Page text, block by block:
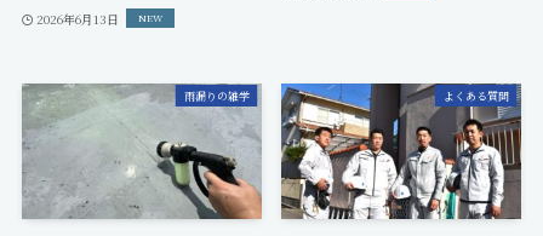
2026年6月13日
雨漏りの雑学 よくある質問